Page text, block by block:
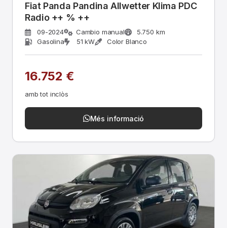
Fiat Panda Pandina Allwetter Klima PDC
Radio ++ % ++
09-2024 Cambio manual
5.750 km
Gasolina
51 kW Color Blanco
16.752 €
amb tot inclòs
Més informació